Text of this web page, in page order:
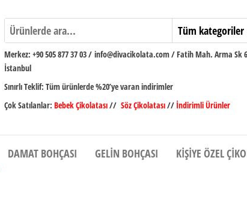
Merkez: +90 505 877 37 03/ info@divacikolata.com / Fatih Mah. Arma Sk
İstanbul
Sınırlı Teklif: Tüm ürünlerde %20’ye varan indirimler
Çok Satılanlar: Bebek Çikolatası// Söz Çikolatası// İndirimli Ürünler
DAMAT BOHÇASI GELIN BOHÇASI KIŞIYE ÖZEL